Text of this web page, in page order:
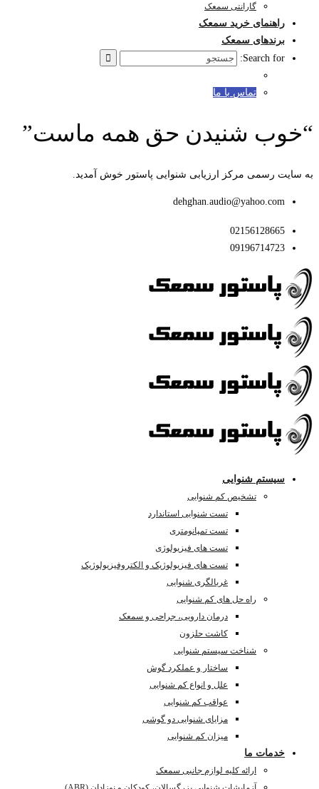
گارانتی سمعک
راهنمای خرید سمعک
برندهای سمعک
Search for:
تماس با ما
“خوب شنیدن حق همه ماست”
به سایت رسمی مرکز ارزیابی شنوایی پاستور خوش آمدید.
dehghan.audio@yahoo.com
02156128665
09196714723
سیستم شنوایی
تشخیص کم شنوایی
تست شنوایی استاندارد
تست تمپانومتری
تست های فیزیولوژی
تست های فیزیولوژیک و الکتروفیزیولوژیک
غربالگری شنوایی
راه حل های کم شنوایی
درمان دارویی، جراحی و سمعک
کاشت حلزون
شناخت سیستم شنوایی
ساختار و عملکرد گوش
علل و انواع کم شنوایی
عواقب کم شنوایی
مزایای شنوایی دو گوشی
میزان کم شنوایی
خدمات ما
ارائه کلیه لوازم جانبی سمعک